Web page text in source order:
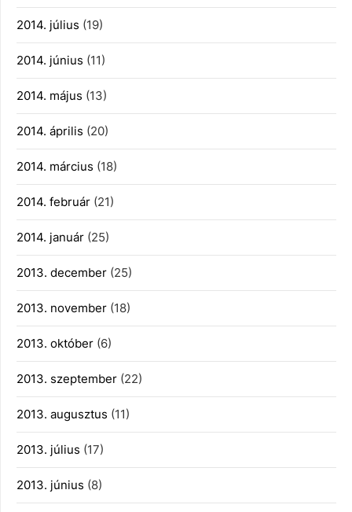
2014. július (19)
2014. június (11)
2014. május (13)
2014. április (20)
2014. március (18)
2014. február (21)
2014. január (25)
2013. december (25)
2013. november (18)
2013. október (6)
2013. szeptember (22)
2013. augusztus (11)
2013. július (17)
2013. június (8)